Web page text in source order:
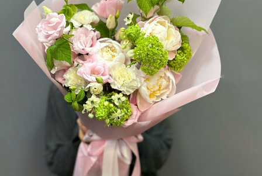
БЫСТРАЯ ПОКУПКА
Я принимаю Политику конфиденциальности и
Правила использования сайта ФЛАВЭЛЬ. Мы не
продаем ваши данные и храним их в безопасности